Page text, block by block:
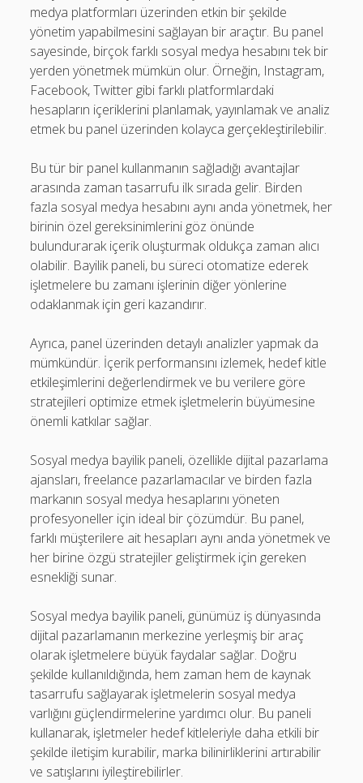
medya platformları üzerinden etkin bir şekilde
yönetim yapabilmesini sağlayan bir araçtır. Bu panel
sayesinde, birçok farklı sosyal medya hesabını tek bir
yerden yönetmek mümkün olur. Örneğin, Instagram,
Facebook, Twitter gibi farklı platformlardaki
hesapların içeriklerini planlamak, yayınlamak ve analiz
etmek bu panel üzerinden kolayca gerçekleştirilebilir.
Bu tür bir panel kullanmanın sağladığı avantajlar
arasında zaman tasarrufu ilk sırada gelir. Birden
fazla sosyal medya hesabını aynı anda yönetmek, her
birinin özel gereksinimlerini göz önünde
bulundurarak içerik oluşturmak oldukça zaman alıcı
olabilir. Bayilik paneli, bu süreci otomatize ederek
işletmelere bu zamanı işlerinin diğer yönlerine
odaklanmak için geri kazandırır.
Ayrıca, panel üzerinden detaylı analizler yapmak da
mümkündür. İçerik performansını izlemek, hedef kitle
etkileşimlerini değerlendirmek ve bu verilere göre
stratejileri optimize etmek işletmelerin büyümesine
önemli katkılar sağlar.
Sosyal medya bayilik paneli, özellikle dijital pazarlama
ajansları, freelance pazarlamacılar ve birden fazla
markanın sosyal medya hesaplarını yöneten
profesyoneller için ideal bir çözümdür. Bu panel,
farklı müşterilere ait hesapları aynı anda yönetmek ve
her birine özgü stratejiler geliştirmek için gereken
esnekliği sunar.
Sosyal medya bayilik paneli, günümüz iş dünyasında
dijital pazarlamanın merkezine yerleşmiş bir araç
olarak işletmelere büyük faydalar sağlar. Doğru
şekilde kullanıldığında, hem zaman hem de kaynak
tasarrufu sağlayarak işletmelerin sosyal medya
varlığını güçlendirmelerine yardımcı olur. Bu paneli
kullanarak, işletmeler hedef kitleleriyle daha etkili bir
şekilde iletişim kurabilir, marka bilinirliklerini artırabilir
ve satışlarını iyileştirebilirler.